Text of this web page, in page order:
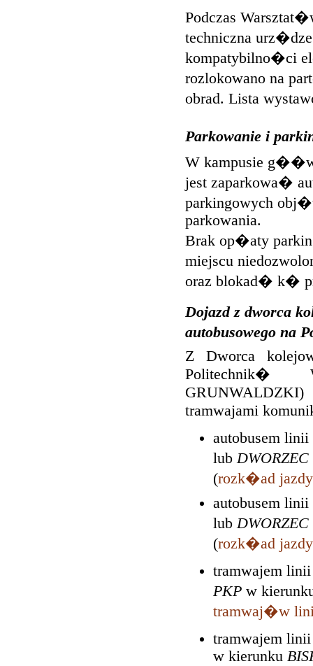
Podczas
techniczna
kompatybilno�ci
rozlokowano na
obrad. Lista
Parkowanie i
W kampusie
jest zaparkowa�
parkingowych
parkowania.
Brak op�aty
miejscu
oraz blokad� k�
Dojazd z dworca
autobusowego
Z Dworca
Politechnik�
tramwajami
autobusem
lub
(rozk�ad
autobusem
lub
(rozk�ad
tramwajem
PKP w
tramwaj�w
tramwajem
w kierunku